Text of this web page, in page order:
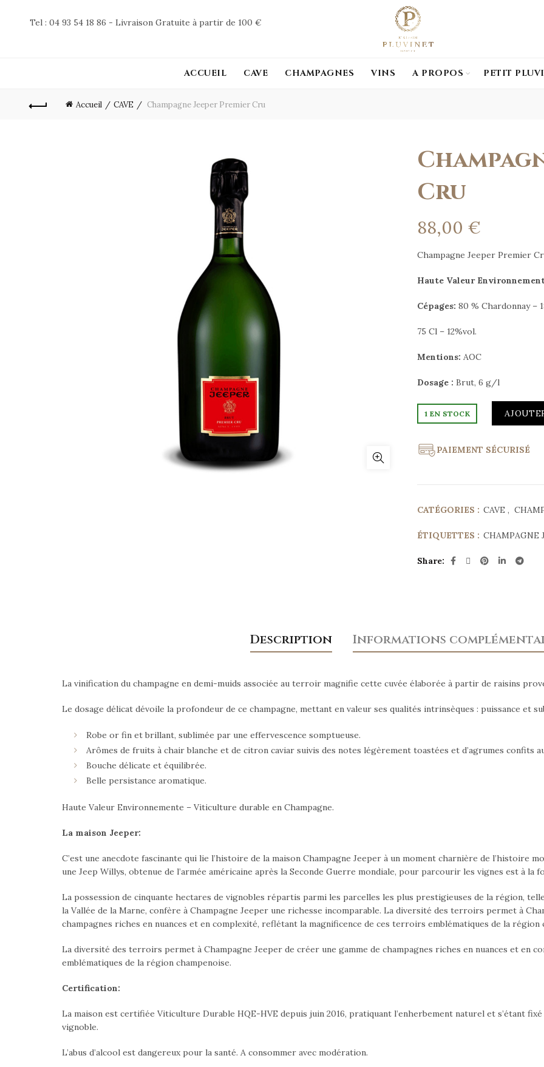
Tel : 04 93 54 18 86 - Livraison Gratuite à partir de 100 €
ACCUEIL CAVE CHAMPAGNES VINS A PROPOS PETIT
Accueil CAVE Champagne Jeeper Premier Cru
Cru
88,00 €
Champagne Jeeper Premier
Haute Valeur
Cépages: 80 % Chardonnay –
75 Cl – 12%vol.
Mentions: AOC
Dosage : Brut, 6 g/l
1 EN STOCK
PAIEMENT SÉCURISÉ
CATÉGORIES : CAVE ,
ÉTIQUETTES : CHAMPAGNE
Share
Description Informations
La vinification du champagne en demi-muids associée au terroir magnifie cette cuvée élaborée à partir de raisins
Le dosage délicat dévoile la profondeur de ce champagne, mettant en valeur ses qualités intrinsèques : puissance et
Robe or fin et brillant, sublimée par une effervescence somptueuse.
Arômes de fruits à chair blanche et de citron caviar suivis des notes légèrement toastées et d’agrumes confits
Bouche délicate et équilibrée.
Belle persistance aromatique.
Haute Valeur Environnemente – Viticulture durable en Champagne.
La maison Jeeper:
C’est une anecdote fascinante qui lie l’histoire de la maison Champagne Jeeper à un moment charnière de l’histoire
une Jeep Willys, obtenue de l’armée américaine après la Seconde Guerre mondiale, pour parcourir les vignes est à la
La possession de cinquante hectares de vignobles répartis parmi les parcelles les plus prestigieuses de la région,
la Vallée de la Marne, confère à Champagne Jeeper une richesse incomparable. La diversité des terroirs permet à
champagnes riches en nuances et en complexité, reflétant la magnificence de ces terroirs emblématiques de la région
La diversité des terroirs permet à Champagne Jeeper de créer une gamme de champagnes riches en nuances et en
emblématiques de la région champenoise.
Certification:
La maison est certifiée Viticulture Durable HQE-HVE depuis juin 2016, pratiquant l’enherbement naturel et s’étant
vignoble.
L’abus d’alcool est dangereux pour la santé. A consommer avec modération.